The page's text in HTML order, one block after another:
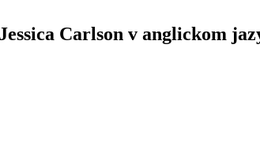
Carlson v anglickom